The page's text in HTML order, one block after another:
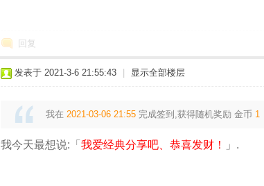
回复
发表于 2021-3-6 21:55:43 显示全部楼层
我在 2021-03-06 21:55 完成签到,获得随机奖励 金币 1
我今天最想说:「 我爱经典分享吧、恭喜发财！ 」.